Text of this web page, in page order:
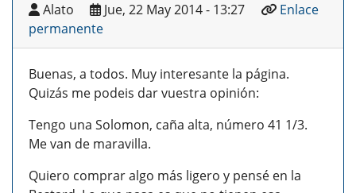
Alato Jue, 22 May 2014 - 13:27
Enlace
permanente
Buenas, a todos. Muy interesante la página.
Quizás me podeis dar vuestra opinión:
Tengo una Solomon, caña alta, número 41 1/3.
Me van de maravilla.
Quiero comprar algo más ligero y pensé en la